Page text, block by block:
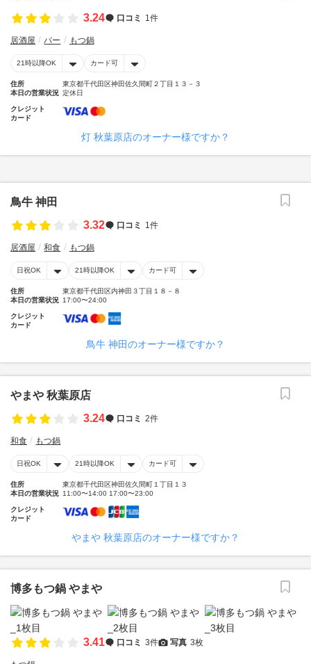
3.24
口コミ 1件
居酒屋 バー もつ鍋
21時以降OK カード可
住所
東京都千代田区神田佐久間町２丁目１３－３
本日の営業状況 定休日
クレジット
カード
灯 秋葉原店のオーナー様ですか？
鳥牛 神田
3.32
口コミ 1件
居酒屋 和食 もつ鍋
日祝OK 21時以降OK カード可
住所
東京都千代田区内神田３丁目１８－８
本日の営業状況 17:00〜24:00
クレジット
カード
鳥牛 神田のオーナー様ですか？
やまや 秋葉原店
3.24
口コミ 2件
和食 もつ鍋
日祝OK 21時以降OK カード可
住所
東京都千代田区神田佐久間町１丁目１３
本日の営業状況 11:00〜14:00 17:00〜23:00
クレジット
カード
やまや 秋葉原店のオーナー様ですか？
博多もつ鍋 やまや
3.41 口コミ 3件 写真 3枚